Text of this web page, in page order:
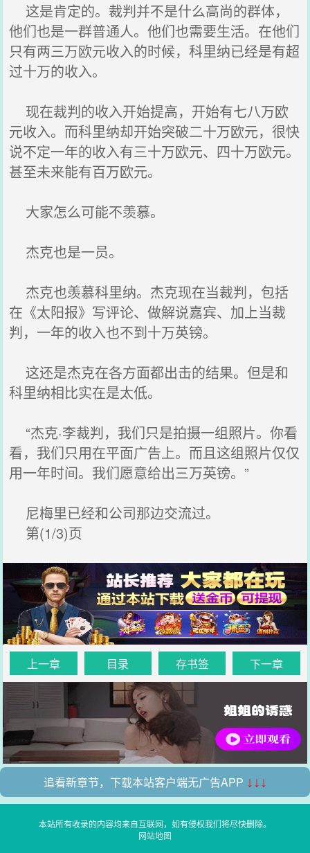
这是肯定的。裁判并不是什么高尚的群体，
他们也是一群普通人。他们也需要生活。在他们
只有两三万欧元收入的时候，科里纳已经是有超
过十万的收入。
现在裁判的收入开始提高，开始有七八万欧
元收入。而科里纳却开始突破二十万欧元，很快
说不定一年的收入有三十万欧元、四十万欧元。
甚至未来能有百万欧元。
大家怎么可能不羡慕。
杰克也是一员。
杰克也羡慕科里纳。杰克现在当裁判，包括
在《太阳报》写评论、做解说嘉宾、加上当裁
判，一年的收入也不到十万英镑。
这还是杰克在各方面都出击的结果。但是和
科里纳相比实在是太低。
“杰克·李裁判，我们只是拍摄一组照片。你看
看，我们只用在平面广告上。而且这组照片仅仅
用一年时间。我们愿意给出三万英镑。”
尼梅里已经和公司那边交流过。
第(1/3)页
上一章 目录 存书签 下一章
追看新章节，下载本站客户端无广告APP ↓↓↓
本站所有收录的内容均来自互联网，如有侵权我们将尽快删除。
网站地图